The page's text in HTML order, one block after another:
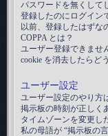
パスワードを無くして
登録したのにログイン
以前、登録したはずな
COPPA とは？
ユーザー登録できませ
cookie を消去したらど
ユーザー設定
ユーザー設定のやり方
掲示板の時刻が正しく
タイムゾーンを変更し
私の母語が “掲示板の